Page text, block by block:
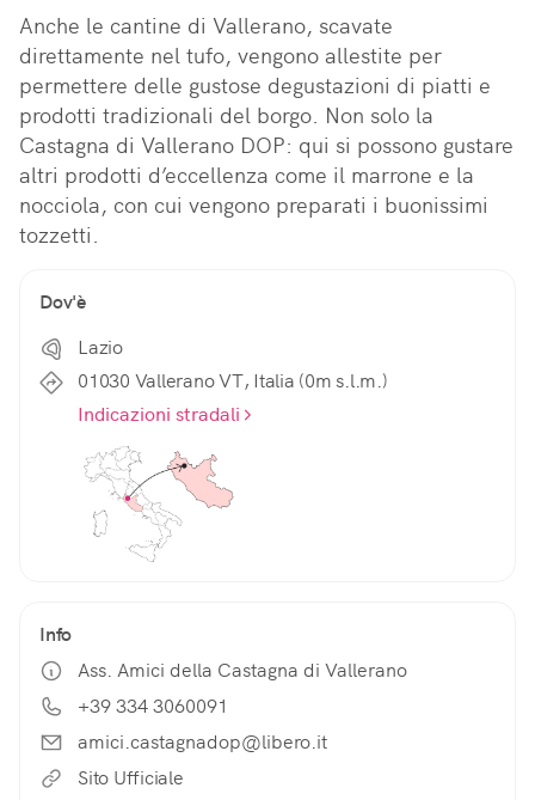
Anche le cantine di Vallerano, scavate
direttamente nel tufo, vengono allestite per
permettere delle gustose degustazioni di piatti e
prodotti tradizionali del borgo. Non solo la
Castagna di Vallerano DOP: qui si possono gustare
altri prodotti d’eccellenza come il marrone e la
nocciola, con cui vengono preparati i buonissimi
tozzetti.
Dov'è
Lazio
01030 Vallerano VT, Italia (0m s.l.m.)
Indicazioni stradali
Info
Ass. Amici della Castagna di Vallerano
+39 334 3060091
amici.castagnadop@libero.it
Sito Ufficiale